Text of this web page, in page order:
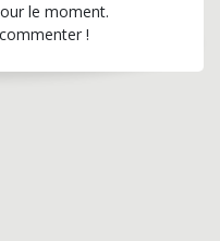
le moment.
!